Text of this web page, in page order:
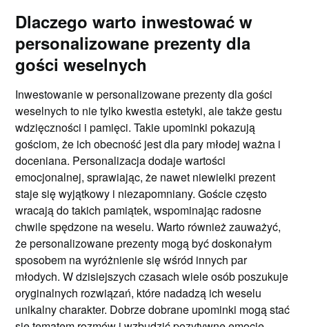
Dlaczego warto inwestować w
personalizowane prezenty dla
gości weselnych
Inwestowanie w personalizowane prezenty dla gości
weselnych to nie tylko kwestia estetyki, ale także gestu
wdzięczności i pamięci. Takie upominki pokazują
gościom, że ich obecność jest dla pary młodej ważna i
doceniana. Personalizacja dodaje wartości
emocjonalnej, sprawiając, że nawet niewielki prezent
staje się wyjątkowy i niezapomniany. Goście często
wracają do takich pamiątek, wspominając radosne
chwile spędzone na weselu. Warto również zauważyć,
że personalizowane prezenty mogą być doskonałym
sposobem na wyróżnienie się wśród innych par
młodych. W dzisiejszych czasach wiele osób poszukuje
oryginalnych rozwiązań, które nadadzą ich weselu
unikalny charakter. Dobrze dobrane upominki mogą stać